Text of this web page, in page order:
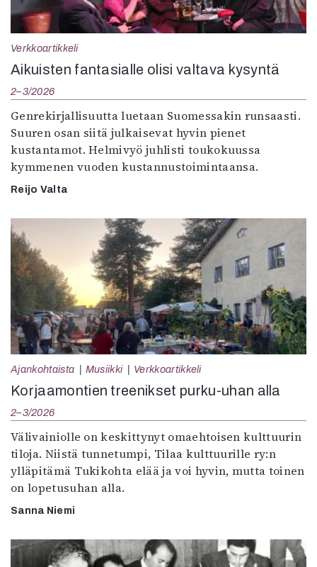
Verkkoartikkeli
Aikuisten fantasialle olisi valtava kysyntä
2–3/2026
Genrekirjallisuutta luetaan Suomessakin runsaasti.
Suuren osan siitä julkaisevat hyvin pienet
kustantamot. Helmivyö juhlisti toukokuussa
kymmenen vuoden kustannustoimintaansa.
Reijo Valta
Ajankohtaista Musiikki Verkkoartikkeli
Korjaamontien treenikset purku-uhan alla
2–3/2026
Välivainiolle on keskittynyt omaehtoisen kulttuurin
tiloja. Niistä tunnetumpi, Tilaa kulttuurille ry:n
ylläpitämä Tukikohta elää ja voi hyvin, mutta toinen
on lopetusuhan alla.
Sanna Niemi